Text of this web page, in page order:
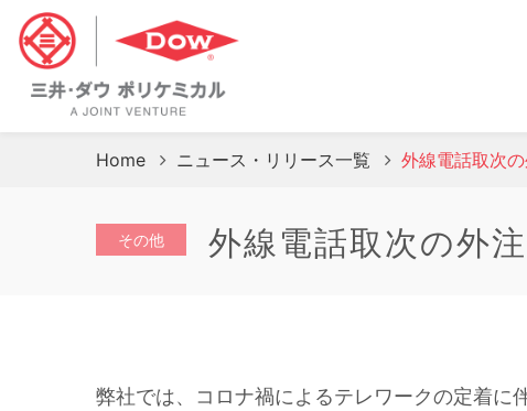
Home ニュース・リリース一覧 外線電話取次
その他 外線電話取次の外
弊社では、コロナ禍によるテレワークの定着に